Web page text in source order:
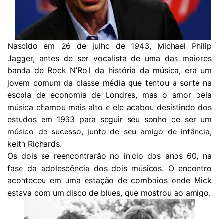
Nascido em 26 de julho de 1943, Michael Philip
Jagger, antes de ser vocalista de uma das maiores
banda de Rock N’Roll da história da música, era um
jovem comum da classe média que tentou a sorte na
escola de economia de Londres, mas o amor pela
música chamou mais alto e ele acabou desistindo dos
estudos em 1963 para seguir seu sonho de ser um
músico de sucesso, junto de seu amigo de infância,
keith Richards.
Os dois se reencontrarão no início dos anos 60, na
fase da adolescência dos dois músicos. O encontro
aconteceu em uma estação de comboios onde Mick
estava com um disco de blues, que mostrou ao amigo.